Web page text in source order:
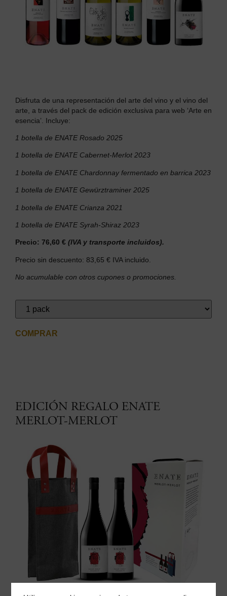
Disfruta de una representación del arte del vino y el vino del
arte, a través del pack de edición exclusiva para web ‘Arte en
esencia’. Incluye:
1 botella de ENATE Rosado 2025
1 botella de ENATE Cabernet-Merlot 2023
1 botella de ENATE Chardonnay fermentado en barrica 2023
1 botella de ENATE Gewürztraminer 2025
1 botella de ENATE Crianza 2021
1 botella de ENATE Syrah-Shiraz 2023
Precio: 76,60 € (IVA y transporte incluidos).
Precio sin descuento: 83,65 € IVA incluido.
No acumulable con otros cupones o promociones.
COMPRAR
EDICIÓN REGALO ENATE
MERLOT-MERLOT